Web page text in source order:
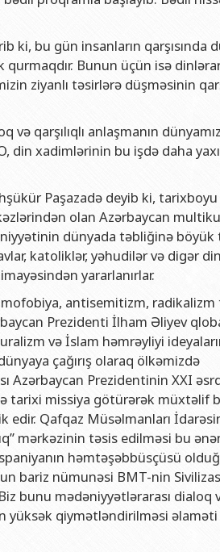
şöbəsi
fakültəsi
fakültəsi
Elm və Təhsil
Respublikasının Elm və Təhsil
Respublikasının Elm və Təhsil
Elm və Təhsil
ki, bu gün insanların qarşısında
Bunun üçün isə
ziyanlı təsirlərə düşməsinin
qarşılıqlı anlaşmanın
din xadimlərinin bu işdə daha
Paşazadə deyib ki, tarixboyu
olan Azərbaycan
dünyada təbliğinə
katoliklər, yəhudilər və digər
yararlanırlar.
antisemitizm,
Prezidenti İlham Əliyev
və İslam həmrəyliyi
çağırış olaraq ölkəmizdə
Azərbaycan Prezidentinin XXI
tarixi missiya götürərək müxtəlif
edir. Qafqaz Müsəlmanları
mərkəzinin təsis edilməsi bu
həmtəşəbbüsçüsü
bariz nümunəsi BMT-nin
bunu mədəniyyətlərarası dialoq
qiymətləndirilməsi